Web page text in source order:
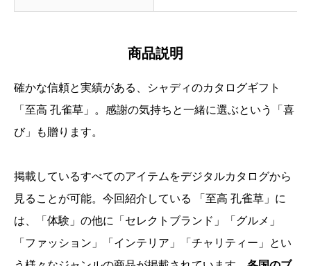
商品説明
確かな信頼と実績がある、シャディのカタログギフト
「至高 孔雀草」。感謝の気持ちと一緒に選ぶという「喜
び」も贈ります。
掲載しているすべてのアイテムをデジタルカタログから
見ることが可能。今回紹介している 「至高 孔雀草」に
は、「体験」の他に「セレクトブランド」「グルメ」
「ファッション」「インテリア」「チャリティー」とい